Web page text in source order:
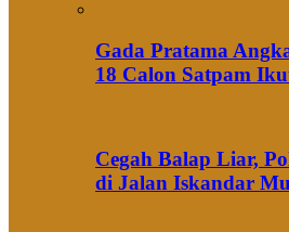
Gada Pratama
18 Calon Satpam
Cegah Balap Liar,
di Jalan Iskandar